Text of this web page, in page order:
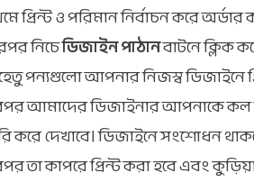
প্রিন্ট ও পরিমান নির্বাচন করে
নিচেডিজাইন পাঠানবাটনে ক্লিক
পন্যগুলো আপনার নিজস্ব ডিজাইনে
আমাদের ডিজাইনার আপনাকে কল
করে দেখাবে। ডিজাইনে সংশোধন
তা কাপরে প্রিন্ট করা হবে এবং